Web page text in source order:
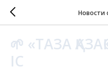
Новости
🌱 «ТАЗА
ІС